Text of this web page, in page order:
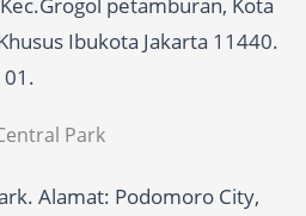
Ibukota Jakarta 11440.
Park
Alamat: Podomoro City,